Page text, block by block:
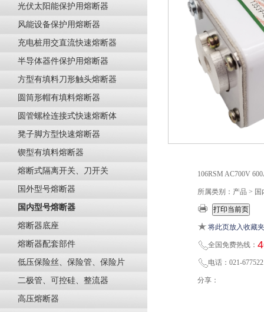
光伏太阳能保护用熔断器
风能设备保护用熔断器
充电桩用交直流快速熔断器
半导体器件保护用熔断器
方型有填料刀形触头熔断器
圆筒形帽有填料熔断器
圆管螺栓连接式快速熔断体
凳子脚方型快速熔断器
锲型有填料熔断器
熔断式隔离开关、刀开关
国外型号熔断器
国内型号熔断器
熔断器底座
熔断器配套部件
低压保险丝、保险管、保险片
二极管、可控硅、整流器
高压熔断器
106RSM AC700V
所属类别：产品 >
将此页放入收藏夹
全国免费热线：
电话：021-
分享：